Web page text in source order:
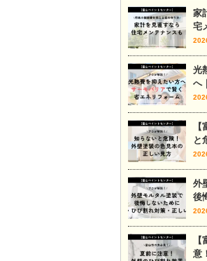
家
宅
将
る
光
へ
賢
ム
と
色
外
後
費
策
意